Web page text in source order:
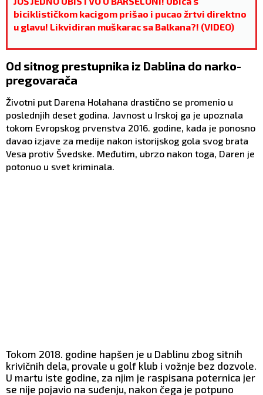
biciklističkom kacigom prišao i pucao žrtvi direktno
u glavu! Likvidiran muškarac sa Balkana?! (VIDEO)
Od sitnog prestupnika iz Dablina do narko-
pregovarača
Životni put Darena Holahana drastično se promenio u
poslednjih deset godina. Javnost u Irskoj ga je upoznala
tokom Evropskog prvenstva 2016. godine, kada je ponosno
davao izjave za medije nakon istorijskog gola svog brata
Vesa protiv Švedske. Međutim, ubrzo nakon toga, Daren je
potonuo u svet kriminala.
Tokom 2018. godine hapšen je u Dablinu zbog sitnih
krivičnih dela, provale u golf klub i vožnje bez dozvole.
U martu iste godine, za njim je raspisana poternica jer
se nije pojavio na suđenju, nakon čega je potpuno